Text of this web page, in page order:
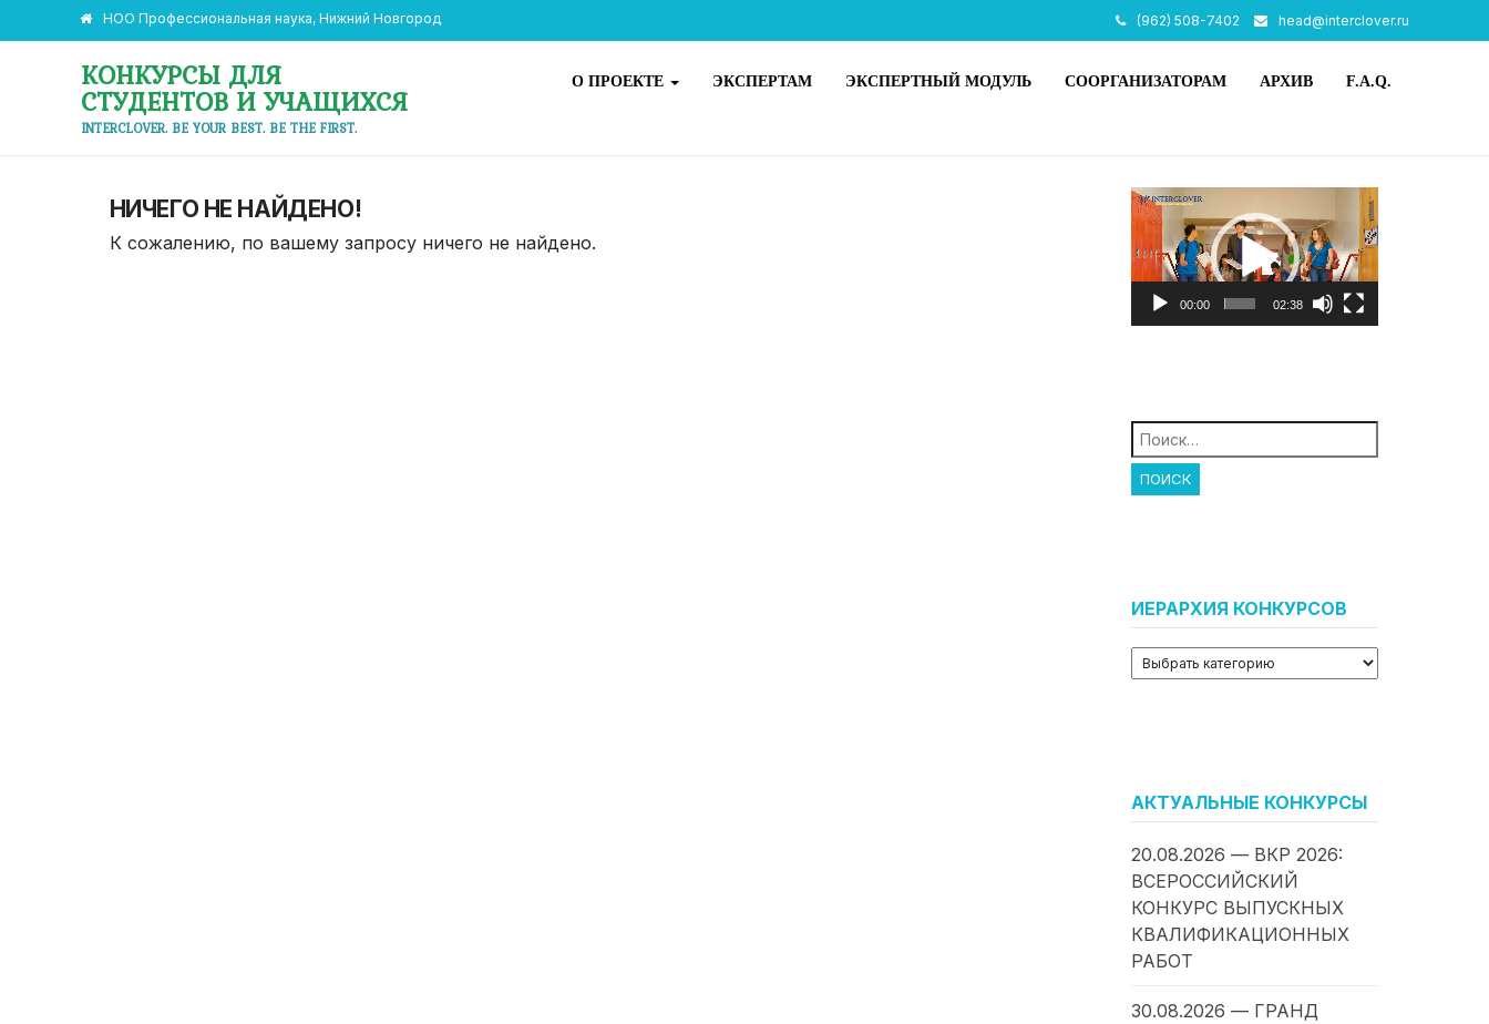
НОО Профессиональная наука, Нижний Новгород (962) 508-7402 head@interclover.ru
КОНКУРСЫ ДЛЯ
СТУДЕНТОВ И УЧАЩИХСЯ
INTERCLOVER. BE YOUR BEST. BE THE FIRST.
О ПРОЕКТЕ ЭКСПЕРТАМ ЭКСПЕРТНЫЙ МОДУЛЬ СООРГАНИЗАТОРАМ АРХИВ F.A.Q.
НИЧЕГО НЕ НАЙДЕНО!
К сожалению, по вашему запросу ничего не найдено.
Видеоплеер
00:00 02:38
Найти:
ИЕРАРХИЯ КОНКУРСОВ
АКТУАЛЬНЫЕ КОНКУРСЫ
20.08.2026 — ВКР 2026:
ВСЕРОССИЙСКИЙ
КОНКУРС ВЫПУСКНЫХ
КВАЛИФИКАЦИОННЫХ
РАБОТ
30.08.2026 — ГРАНД